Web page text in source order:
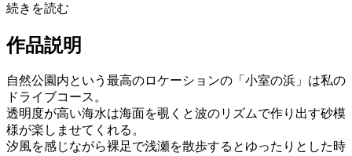
続きを読む
作品説明
自然公園内という最高のロケーションの「小室の浜」は私の
ドライブコース。
透明度が高い海水は海面を覗くと波のリズムで作り出す砂模
様が楽しませてくれる。
汐風を感じながら裸足で浅瀬を散歩するとゆったりとした時